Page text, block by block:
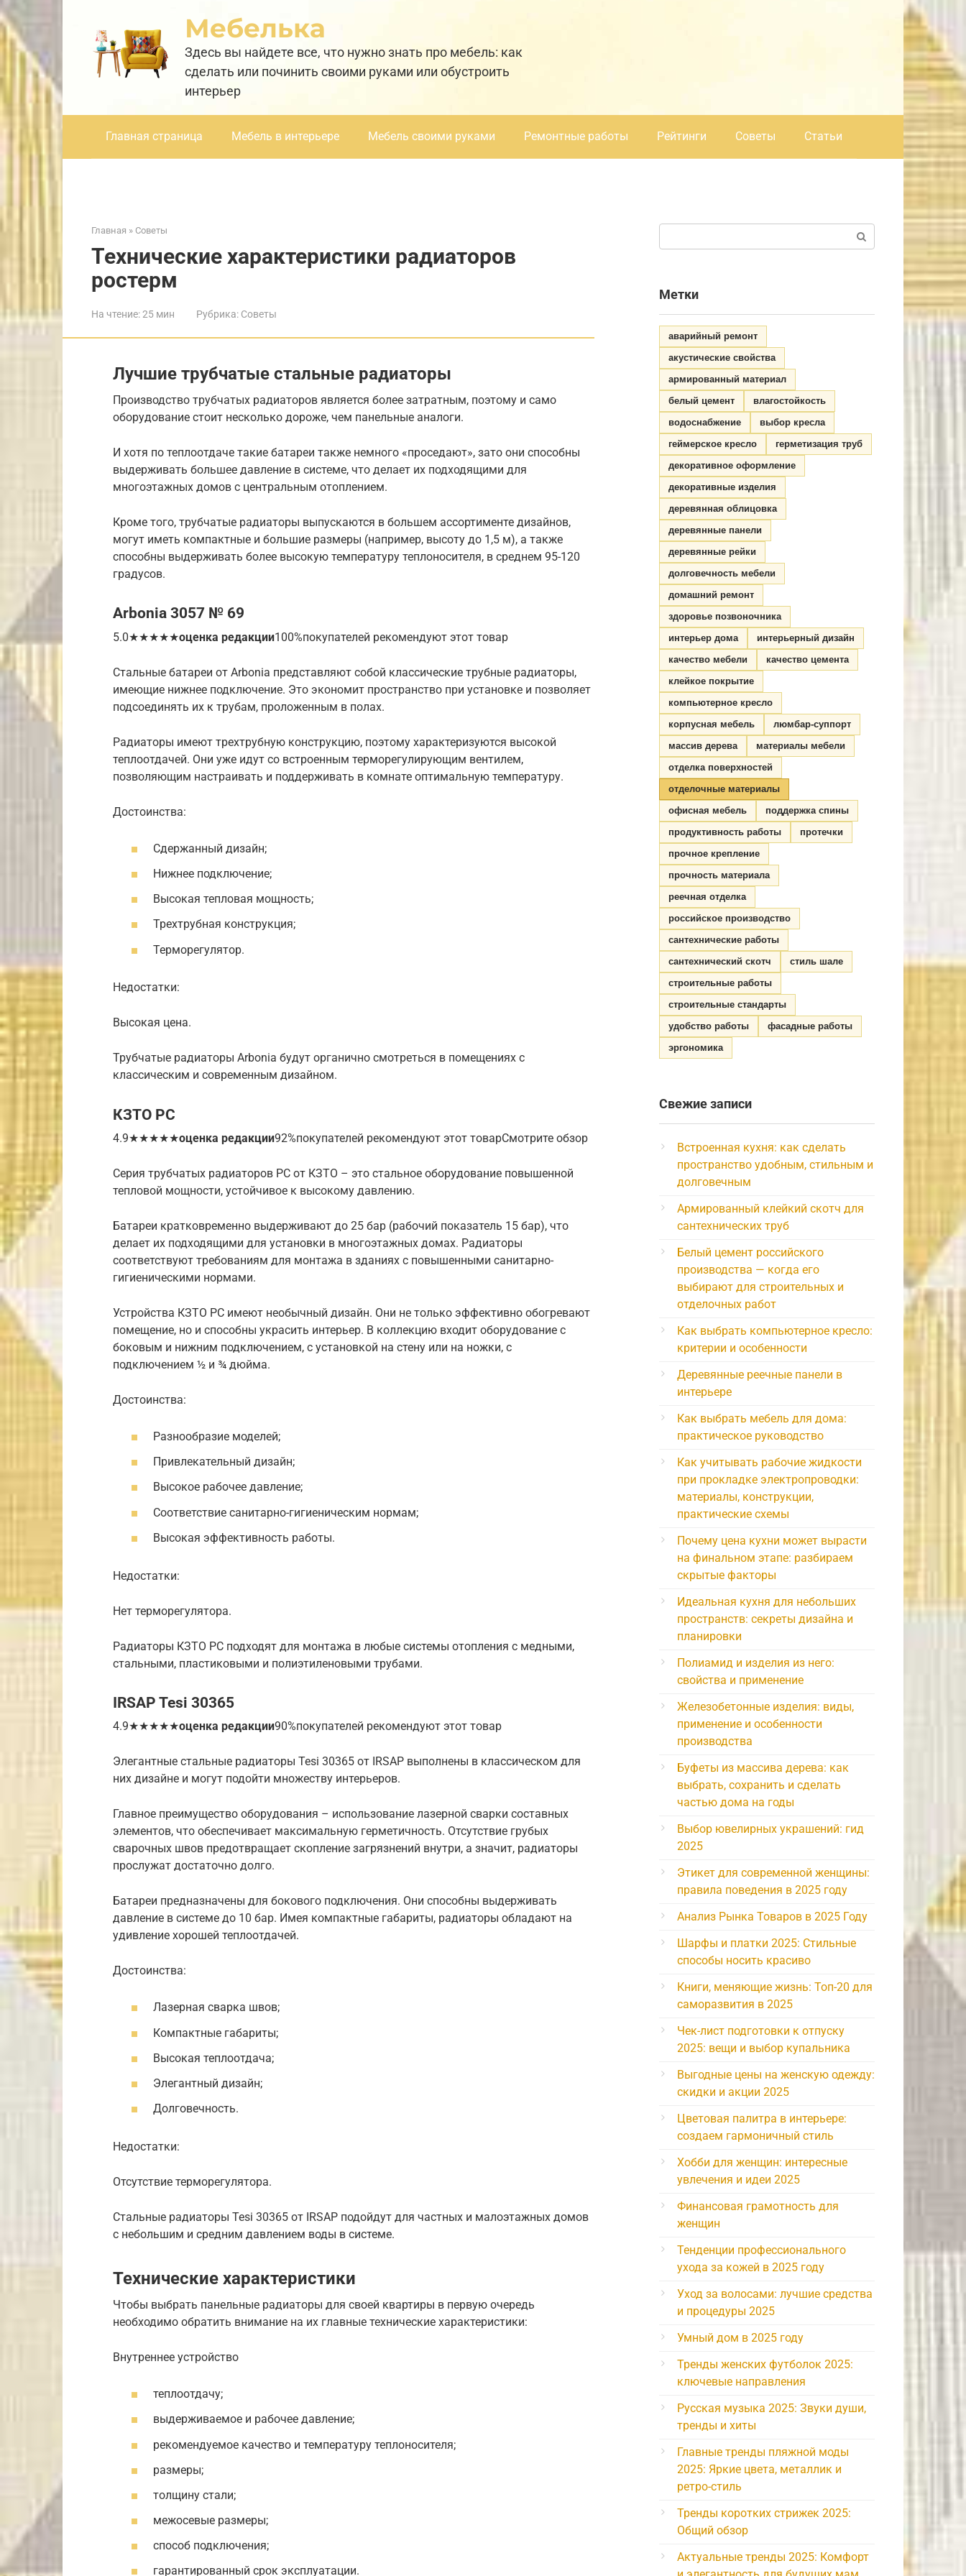
Перейти
к
контенту
Мебелька
Здесь вы найдете все, что нужно знать про мебель: как
сделать или починить своими руками или обустроить
интерьер
Главная страница Мебель в интерьере Мебель своими руками Ремонтные работы Рейтинги Советы Статьи
Главная » Советы
Технические характеристики радиаторов
ростерм
На чтение:25 мин Рубрика: Советы
Лучшие трубчатые стальные радиаторы
Производство трубчатых радиаторов является более затратным, поэтому и само
оборудование стоит несколько дороже, чем панельные аналоги.
И хотя по теплоотдаче такие батареи также немного «проседают», зато они способны
выдерживать большее давление в системе, что делает их подходящими для
многоэтажных домов с центральным отоплением.
Кроме того, трубчатые радиаторы выпускаются в большем ассортименте дизайнов,
могут иметь компактные и большие размеры (например, высоту до 1,5 м), а также
способны выдерживать более высокую температуру теплоносителя, в среднем 95-120
градусов.
Arbonia 3057 № 69
5.0★★★★★оценка редакции100%покупателей рекомендуют этот товар
Стальные батареи от Arbonia представляют собой классические трубные радиаторы,
имеющие нижнее подключение. Это экономит пространство при установке и позволяет
подсоединять их к трубам, проложенным в полах.
Радиаторы имеют трехтрубную конструкцию, поэтому характеризуются высокой
теплоотдачей. Они уже идут со встроенным терморегулирующим вентилем,
позволяющим настраивать и поддерживать в комнате оптимальную температуру.
Достоинства:
Сдержанный дизайн;
Нижнее подключение;
Высокая тепловая мощность;
Трехтрубная конструкция;
Терморегулятор.
Недостатки:
Высокая цена.
Трубчатые радиаторы Arbonia будут органично смотреться в помещениях с
классическим и современным дизайном.
КЗТО РС
4.9★★★★★оценка редакции92%покупателей рекомендуют этот товарСмотрите обзор
Серия трубчатых радиаторов РС от КЗТО – это стальное оборудование повышенной
тепловой мощности, устойчивое к высокому давлению.
Батареи кратковременно выдерживают до 25 бар (рабочий показатель 15 бар), что
делает их подходящими для установки в многоэтажных домах. Радиаторы
соответствуют требованиям для монтажа в зданиях с повышенными санитарно-
гигиеническими нормами.
Устройства КЗТО РС имеют необычный дизайн. Они не только эффективно обогревают
помещение, но и способны украсить интерьер. В коллекцию входит оборудование с
боковым и нижним подключением, с установкой на стену или на ножки, с
подключением ½ и ¾ дюйма.
Достоинства:
Разнообразие моделей;
Привлекательный дизайн;
Высокое рабочее давление;
Соответствие санитарно-гигиеническим нормам;
Высокая эффективность работы.
Недостатки:
Нет терморегулятора.
Радиаторы КЗТО РС подходят для монтажа в любые системы отопления с медными,
стальными, пластиковыми и полиэтиленовыми трубами.
IRSAP Tesi 30365
4.9★★★★★оценка редакции90%покупателей рекомендуют этот товар
Элегантные стальные радиаторы Tesi 30365 от IRSAP выполнены в классическом для
них дизайне и могут подойти множеству интерьеров.
Главное преимущество оборудования – использование лазерной сварки составных
элементов, что обеспечивает максимальную герметичность. Отсутствие грубых
сварочных швов предотвращает скопление загрязнений внутри, а значит, радиаторы
прослужат достаточно долго.
Батареи предназначены для бокового подключения. Они способны выдерживать
давление в системе до 10 бар. Имея компактные габариты, радиаторы обладают на
удивление хорошей теплоотдачей.
Достоинства:
Лазерная сварка швов;
Компактные габариты;
Высокая теплоотдача;
Элегантный дизайн;
Долговечность.
Недостатки:
Отсутствие терморегулятора.
Стальные радиаторы Tesi 30365 от IRSAP подойдут для частных и малоэтажных домов
с небольшим и средним давлением воды в системе.
Технические характеристики
Чтобы выбрать панельные радиаторы для своей квартиры в первую очередь
необходимо обратить внимание на их главные технические характеристики:
Внутреннее устройство
теплоотдачу;
выдерживаемое и рабочее давление;
рекомендуемое качество и температуру теплоносителя;
размеры;
толщину стали;
межосевые размеры;
способ подключения;
гарантированный срок эксплуатации.
Метки
аварийный ремонт
акустические свойства
армированный материал
белый цемент
влагостойкость
водоснабжение
выбор кресла
геймерское кресло
герметизация труб
декоративное оформление
декоративные изделия
деревянная облицовка
деревянные панели
деревянные рейки
долговечность мебели
домашний ремонт
здоровье позвоночника
интерьер дома
интерьерный дизайн
качество мебели
качество цемента
клейкое покрытие
компьютерное кресло
корпусная мебель
люмбар-суппорт
массив дерева
материалы мебели
отделка поверхностей
отделочные материалы
офисная мебель
поддержка спины
продуктивность работы
протечки
прочное крепление
прочность материала
реечная отделка
российское производство
сантехнические работы
сантехнический скотч
стиль шале
строительные работы
строительные стандарты
удобство работы
фасадные работы
эргономика
Свежие записи
Встроенная кухня: как сделать
пространство удобным, стильным и
долговечным
Армированный клейкий скотч для
сантехнических труб
Белый цемент российского
производства — когда его
выбирают для строительных и
отделочных работ
Как выбрать компьютерное кресло:
критерии и особенности
Деревянные реечные панели в
интерьере
Как выбрать мебель для дома:
практическое руководство
Как учитывать рабочие жидкости
при прокладке электропроводки:
материалы, конструкции,
практические схемы
Почему цена кухни может вырасти
на финальном этапе: разбираем
скрытые факторы
Идеальная кухня для небольших
пространств: секреты дизайна и
планировки
Полиамид и изделия из него:
свойства и применение
Железобетонные изделия: виды,
применение и особенности
производства
Буфеты из массива дерева: как
выбрать, сохранить и сделать
частью дома на годы
Выбор ювелирных украшений: гид
2025
Этикет для современной женщины:
правила поведения в 2025 году
Анализ Рынка Товаров в 2025 Году
Шарфы и платки 2025: Стильные
способы носить красиво
Книги, меняющие жизнь: Топ-20 для
саморазвития в 2025
Чек-лист подготовки к отпуску
2025: вещи и выбор купальника
Выгодные цены на женскую одежду:
скидки и акции 2025
Цветовая палитра в интерьере:
создаем гармоничный стиль
Хобби для женщин: интересные
увлечения и идеи 2025
Финансовая грамотность для
женщин
Тенденции профессионального
ухода за кожей в 2025 году
Уход за волосами: лучшие средства
и процедуры 2025
Умный дом в 2025 году
Тренды женских футболок 2025:
ключевые направления
Русская музыка 2025: Звуки души,
тренды и хиты
Главные тренды пляжной моды
2025: Яркие цвета, металлик и
ретро-стиль
Тренды коротких стрижек 2025:
Общий обзор
Актуальные тренды 2025: Комфорт